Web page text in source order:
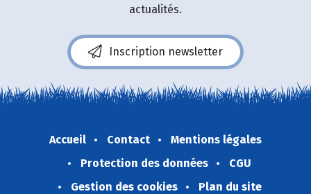
actualités.
Inscription newsletter
Accueil Contact
Mentions légales
Protection des données
CGU
Gestion des cookies
Plan du site